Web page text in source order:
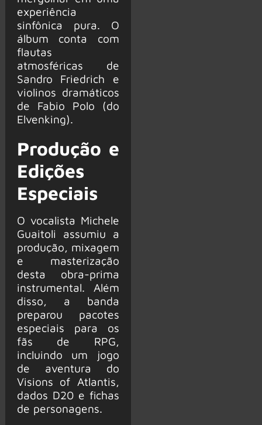
experiência
sinfônica pura. O
álbum conta com
flautas
atmosféricas de
Sandro Friedrich e
violinos dramáticos
de Fabio Polo (do
Elvenking).
Produção e
Edições
Especiais
O vocalista Michele
Guaitoli assumiu a
produção, mixagem
e masterização
desta obra-prima
instrumental. Além
disso, a banda
preparou pacotes
especiais para os
fãs de RPG,
incluindo um jogo
de aventura do
Visions of Atlantis,
dados D20 e fichas
de personagens.